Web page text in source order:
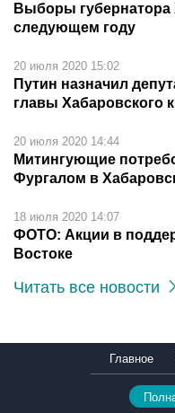
Выборы губернатора
следующем году
20 июля 2020 15:02
Путин назначил
главы Хабаровского
20 июля 2020 14:44
Митингующие
Фургалом в
18 июля 2020 14:07
ФОТО: Акции в
Востоке
Читать все новости
Главное